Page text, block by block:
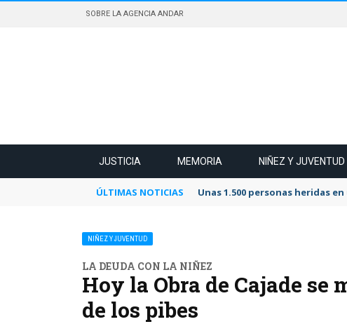
SOBRE LA AGENCIA ANDAR
JUSTICIA MEMORIA NIÑEZ Y JUVENTUD
ÚLTIMAS NOTICIAS Unas 1.500 personas heridas
NIÑEZ Y JUVENTUD
LA DEUDA CON LA NIÑEZ
Hoy la Obra de Cajade
de los pibes